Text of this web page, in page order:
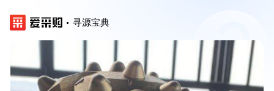
寻源宝典